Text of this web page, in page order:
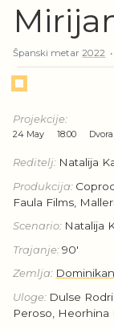
Španski metar2022 •
Projekcije:
24 May 18:00
Reditelj: Natalija
Produkcija:
Faula Films,
Scenario: Natalija
Trajanje:90'
Zemlja:
Uloge: Dulse
Peroso, Heorhina